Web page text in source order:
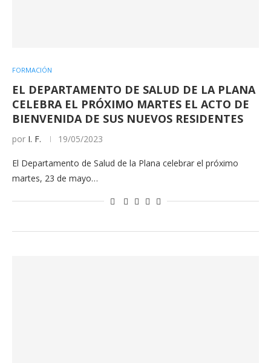
FORMACIÓN
EL DEPARTAMENTO DE SALUD DE LA PLANA
CELEBRA EL PRÓXIMO MARTES EL ACTO DE
BIENVENIDA DE SUS NUEVOS RESIDENTES
por I. F. 19/05/2023
El Departamento de Salud de la Plana celebrar el próximo
martes, 23 de mayo…